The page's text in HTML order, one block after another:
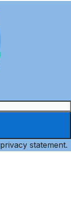
privacy statement.